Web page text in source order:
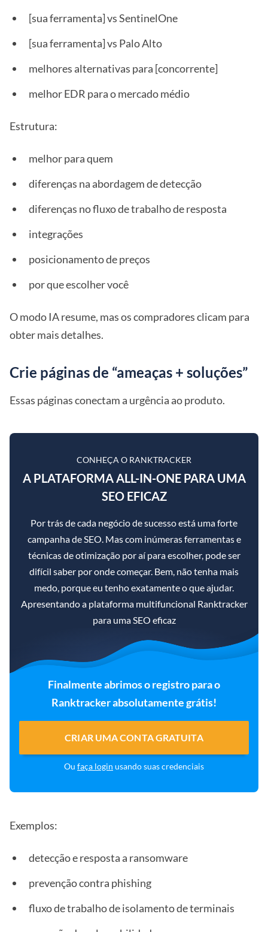
[sua ferramenta] vs SentinelOne
[sua ferramenta] vs Palo Alto
melhores alternativas para [concorrente]
melhor EDR para o mercado médio
Estrutura:
melhor para quem
diferenças na abordagem de detecção
diferenças no fluxo de trabalho de resposta
integrações
posicionamento de preços
por que escolher você
O modo IA resume, mas os compradores clicam para
obter mais detalhes.
Crie páginas de “ameaças + soluções”
Essas páginas conectam a urgência ao produto.
CONHEÇA O RANKTRACKER
A PLATAFORMA ALL-IN-ONE PARA UMA
SEO EFICAZ
Por trás de cada negócio de sucesso está uma forte
campanha de SEO. Mas com inúmeras ferramentas e
técnicas de otimização por aí para escolher, pode ser
difícil saber por onde começar. Bem, não tenha mais
medo, porque eu tenho exatamente o que ajudar.
Apresentando a plataforma multifuncional Ranktracker
para uma SEO eficaz
Finalmente abrimos o registro para o
Ranktracker absolutamente grátis!
CRIAR UMA CONTA GRATUITA
Ou faça login usando suas credenciais
Exemplos:
detecção e resposta a ransomware
prevenção contra phishing
fluxo de trabalho de isolamento de terminais